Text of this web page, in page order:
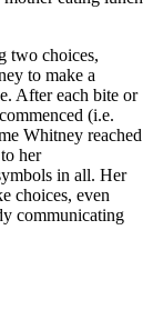
two choices,
to make a
After each bite or
(i.e.
Whitney reached
her
in all. Her
choices, even
communicating